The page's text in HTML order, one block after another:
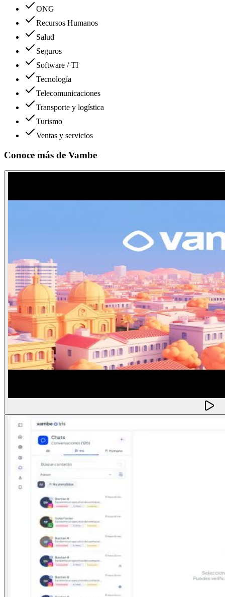
ONG
Recursos Humanos
Salud
Seguros
Software / TI
Tecnología
Telecomunicaciones
Transporte y logística
Turismo
Ventas y servicios
Conoce más de Vambe